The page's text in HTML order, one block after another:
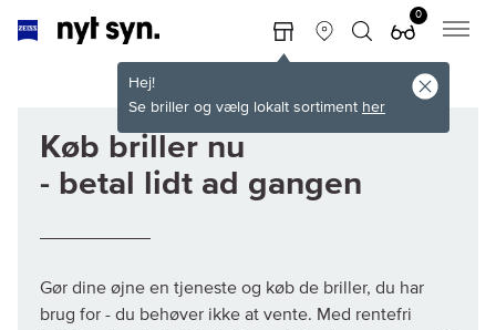
Hej!
Se briller og vælg lokalt sortiment her
0
Køb briller nu
- betal lidt ad gangen
Gør dine øjne en tjeneste og køb de briller, du har
brug for - du behøver ikke at vente. Med rentefri